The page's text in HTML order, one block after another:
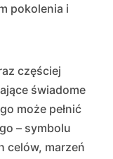
pokolenia i
częściej
świadome
może pełnić
– symbolu
celów, marzeń